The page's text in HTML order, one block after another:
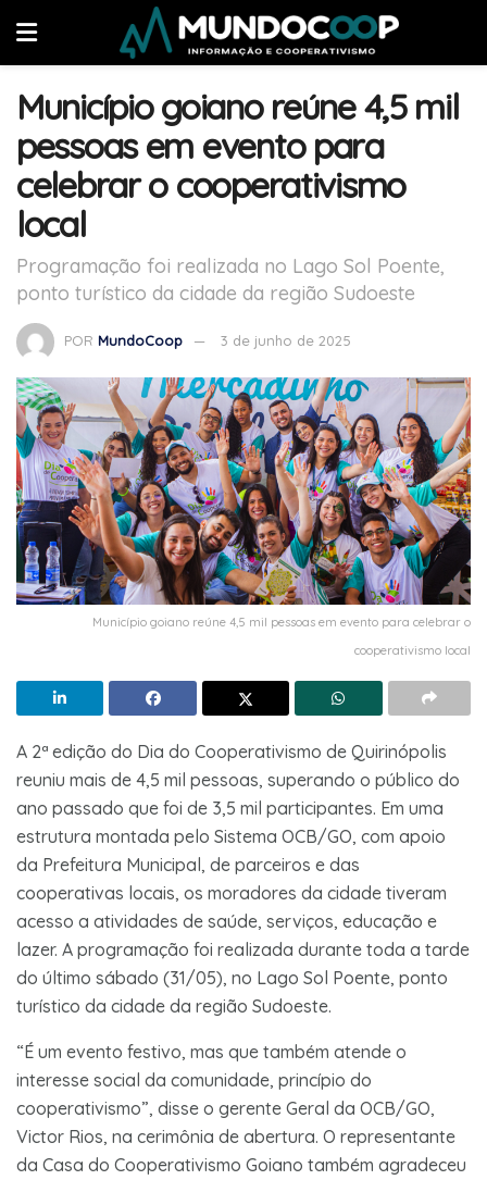
Município goiano reúne 4,5 mil
pessoas em evento para
celebrar o cooperativismo
local
Programação foi realizada no Lago Sol Poente,
ponto turístico da cidade da região Sudoeste
POR MundoCoop 3 de junho de 2025
Município goiano reúne 4,5 mil pessoas em evento para celebrar o
cooperativismo local
A 2ª edição do Dia do Cooperativismo de Quirinópolis
reuniu mais de 4,5 mil pessoas, superando o público do
ano passado que foi de 3,5 mil participantes. Em uma
estrutura montada pelo Sistema OCB/GO, com apoio
da Prefeitura Municipal, de parceiros e das
cooperativas locais, os moradores da cidade tiveram
acesso a atividades de saúde, serviços, educação e
lazer. A programação foi realizada durante toda a tarde
do último sábado (31/05), no Lago Sol Poente, ponto
turístico da cidade da região Sudoeste.
“É um evento festivo, mas que também atende o
interesse social da comunidade, princípio do
cooperativismo”, disse o gerente Geral da OCB/GO,
Victor Rios, na cerimônia de abertura. O representante
da Casa do Cooperativismo Goiano também agradeceu